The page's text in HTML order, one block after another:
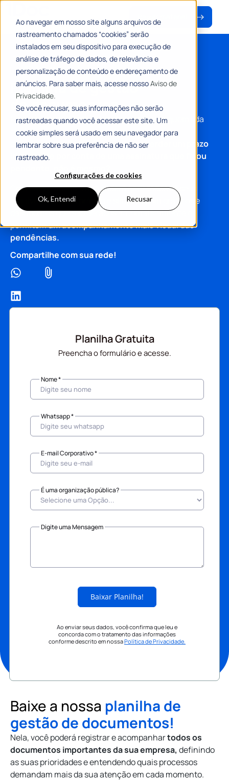
Ao navegar em nosso site alguns arquivos de
rastreamento chamados “cookies” serão
instalados em seu dispositivo para execução de
análise de tráfego de dados, de relevância e
personalização de conteúdo e endereçamento de
anúncios. Para saber mais, acesse nossoAviso de
Privacidade.
Se você recusar, suas informações não serão
rastreadas quando você acessar este site. Um
cookie simples será usado em seu navegador para
lembrar sobre sua preferência de não ser
rastreado.
Configurações de cookies
Ok, Entendi Recusar
Baixar material
#PLANILHA
Planilha de gestão
de documentos
Uma boa organização é fundamental para quem lida
diariamente com uma grande quantidade de
documentos.Afinal, ninguém quer perder um prazo
importante por conta de uma assinatura que ficou
Com esta planilha, você poderá gerir todos os seus
arquivos de forma prática e simples, com gráficos e
dashboards que são gerados automaticamente e
permitemum acompanhamento mais visual das
pendências.
Compartilhe com sua rede!
Planilha Gratuita
Preencha o formulário e acesse.
Nome *
Whatsapp *
E-mail Corporativo *
É uma organização pública?
Digite uma Mensagem
Baixar Planilha!
Ao enviar seus dados, você confirma que leu e
concorda com o tratamento das informações
conforme descrito em nossaPolítica de Privacidade.
Baixe a nossa planilha de
gestão de documentos!
Nela, você poderá registrar e acompanhartodos os
documentos importantes da sua empresa, definindo
as suas prioridades e entendendo quais processos
demandam mais da sua atenção em cada momento.